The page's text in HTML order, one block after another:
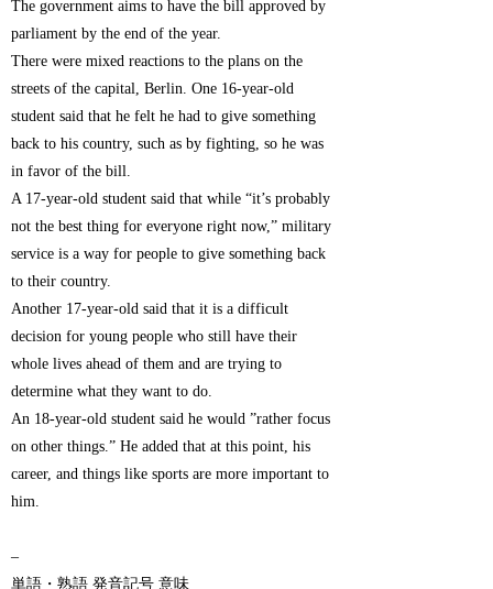
The government aims to have the bill approved by
parliament by the end of the year.
There were mixed reactions to the plans on the
streets of the capital, Berlin. One 16-year-old
student said that he felt he had to give something
back to his country, such as by fighting, so he was
in favor of the bill.
A 17-year-old student said that while “it’s probably
not the best thing for everyone right now,” military
service is a way for people to give something back
to their country.
Another 17-year-old said that it is a difficult
decision for young people who still have their
whole lives ahead of them and are trying to
determine what they want to do.
An 18-year-old student said he would ”rather focus
on other things.” He added that at this point, his
career, and things like sports are more important to
him.
–
単語・熟語 発音記号 意味